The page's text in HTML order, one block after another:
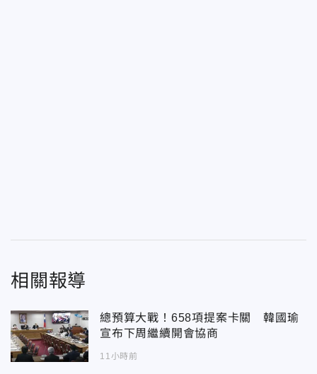
相關報導
總預算大戰！658項提案卡關 韓國瑜
宣布下周繼續開會協商
11小時前